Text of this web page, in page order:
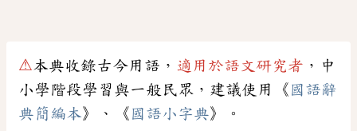
⚠本典收錄古今用語， 適用於語文研究者 ，中
小學階段學習與一般民眾，建議使用《 國語辭
典簡編本》、《 國語小字典》。